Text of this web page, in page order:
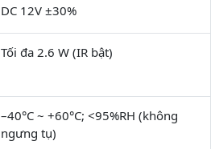
DC 12V ±30%
Tối đa 2.6 W (IR bật)
–40°C ~ +60°C; <95%RH (không
ngưng tụ)